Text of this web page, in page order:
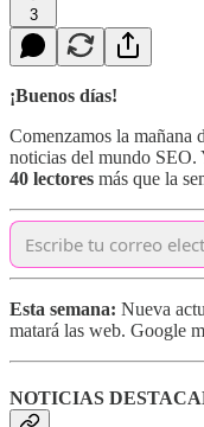
3
¡Buenos días!
Comenzamos la mañana
noticias del mundo SEO.
40 lectores más que la
Esta semana: Nueva
matará las web. Google
NOTICIAS